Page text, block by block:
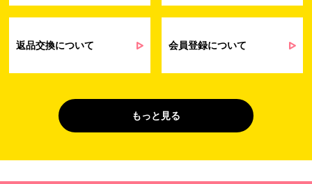
問い合わせへの対応のため
た場合のご対応のため
受託業務
（間接取得）
契約した小売店より委託された先への納
４. 個人情報を第三者に提供することが予定される場合の事項
返品交換について 会員登録について
もっと見る